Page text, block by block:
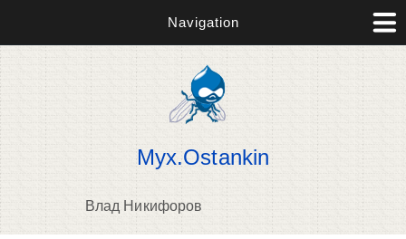
Navigation
Myx.Ostankin
Влад Никифоров